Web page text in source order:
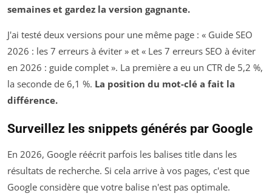
semaines et gardez la version gagnante.
J'ai testé deux versions pour une même page : « Guide SEO
2026 : les 7 erreurs à éviter » et « Les 7 erreurs SEO à éviter
en 2026 : guide complet ». La première a eu un CTR de 5,2 %,
la seconde de 6,1 %. La position du mot-clé a fait la
différence.
Surveillez les snippets générés par Google
En 2026, Google réécrit parfois les balises title dans les
résultats de recherche. Si cela arrive à vos pages, c'est que
Google considère que votre balise n'est pas optimale.